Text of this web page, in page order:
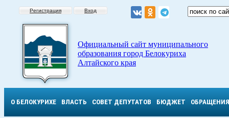
Регистрация Вход
Официальный сайт муниципального
образования город Белокуриха
Алтайского края
О БЕЛОКУРИХЕ ВЛАСТЬ СОВЕТ ДЕПУТАТОВ БЮДЖЕТ ОБРАЩЕНИЯ